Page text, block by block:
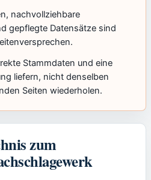
nachvollziehbare
gepflegte Datensätze sind
Stammdaten und eine
liefern, nicht denselben
Seiten wiederholen.
zum